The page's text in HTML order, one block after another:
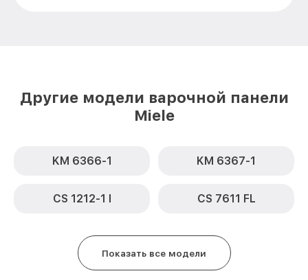
Другие модели варочной панели
Miele
KM 6366-1 KM 6367-1
CS 1212-1 I CS 7611 FL
Показать все модели